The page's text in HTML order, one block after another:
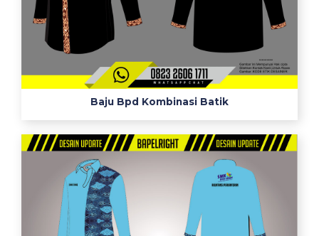
Baju Bpd Kombinasi Batik